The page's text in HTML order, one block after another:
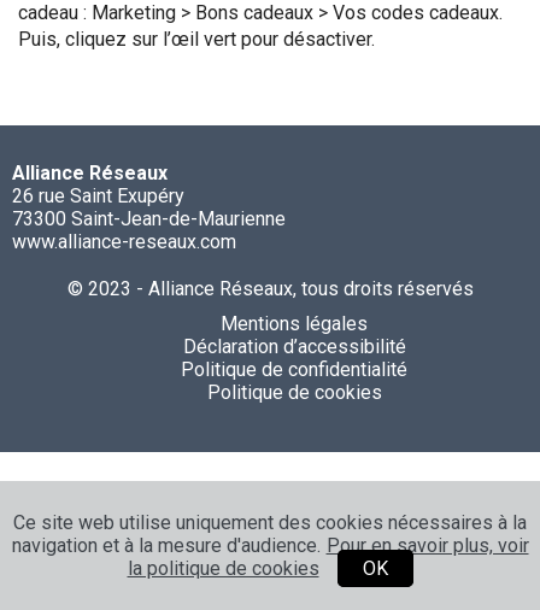
cadeau : Marketing > Bons cadeaux > Vos codes cadeaux.
Puis, cliquez sur l’œil vert pour désactiver.
Alliance Réseaux
26 rue Saint Exupéry
73300 Saint-Jean-de-Maurienne
www.alliance-reseaux.com
© 2023 - Alliance Réseaux, tous droits réservés
Mentions légales
Déclaration d’accessibilité
Politique de confidentialité
Politique de cookies
Ce site web utilise uniquement des cookies nécessaires à la
navigation et à la mesure d'audience. Pour en savoir plus, voir
la politique de cookies
OK